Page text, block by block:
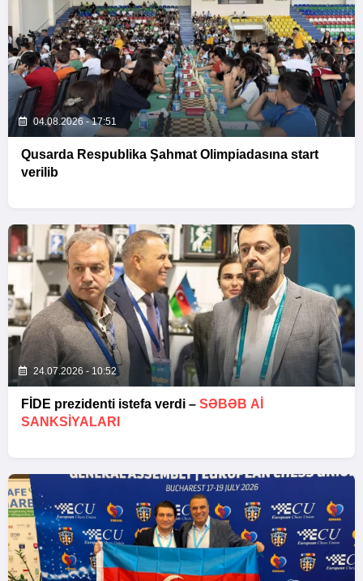
04.08.2026 - 17:51
Qusarda Respublika Şahmat Olimpiadasına start
verilib
24.07.2026 - 10:52
FİDE prezidenti istefa verdi – SƏBƏB Aİ
SANKSIYALARI